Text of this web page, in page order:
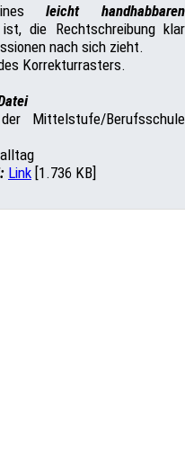
leicht handhabbaren
die Rechtschreibung klar
nach sich zieht.
Korrekturrasters.
der Mittelstufe/Berufsschule
Link [1.736 KB]